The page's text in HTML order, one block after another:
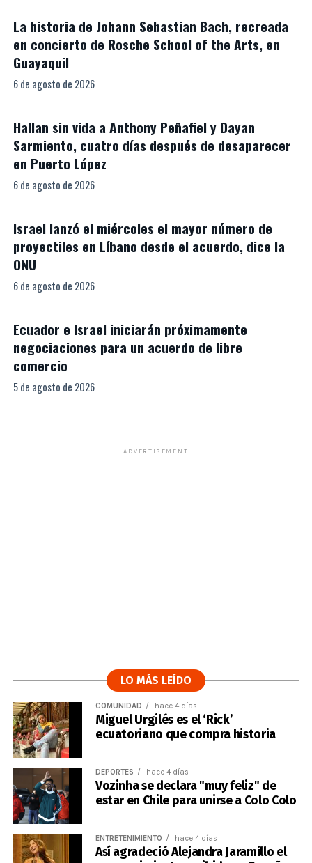
La historia de Johann Sebastian Bach, recreada
en concierto de Rosche School of the Arts, en
Guayaquil
6 de agosto de 2026
Hallan sin vida a Anthony Peñafiel y Dayan
Sarmiento, cuatro días después de desaparecer
en Puerto López
6 de agosto de 2026
Israel lanzó el miércoles el mayor número de
proyectiles en Líbano desde el acuerdo, dice la
ONU
6 de agosto de 2026
Ecuador e Israel iniciarán próximamente
negociaciones para un acuerdo de libre
comercio
5 de agosto de 2026
ADVERTISEMENT
LO MÁS LEÍDO
COMUNIDAD hace 4 días
Miguel Urgilés es el ‘Rick’
ecuatoriano que compra historia
DEPORTES hace 4 días
Vozinha se declara "muy feliz" de
estar en Chile para unirse a Colo Colo
ENTRETENIMIENTO hace 4 días
Así agradeció Alejandra Jaramillo el